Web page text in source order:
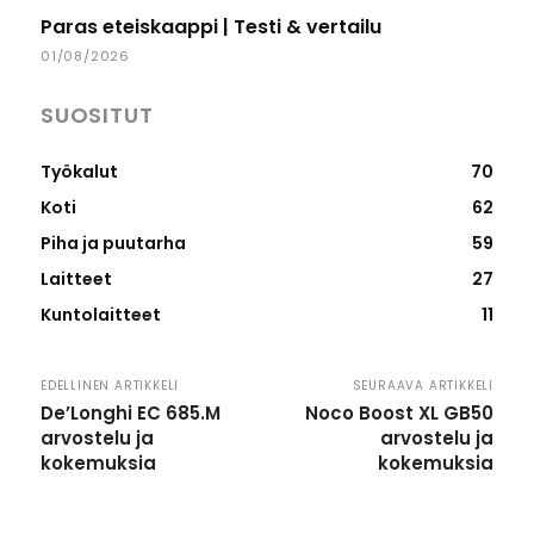
Paras eteiskaappi | Testi & vertailu
01/08/2026
SUOSITUT
Työkalut
70
Koti
62
Piha ja puutarha
59
Laitteet
27
Kuntolaitteet
11
EDELLINEN ARTIKKELI
De’Longhi EC 685.M
arvostelu ja
kokemuksia
SEURAAVA ARTIKKELI
Noco Boost XL GB50
arvostelu ja
kokemuksia